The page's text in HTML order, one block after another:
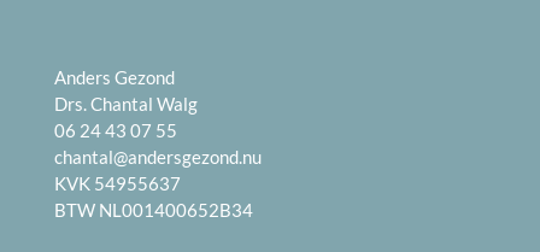
Anders Gezond
Drs. Chantal Walg
06 24 43 07 55
chantal@andersgezond.nu
KVK 54955637
BTW NL001400652B34